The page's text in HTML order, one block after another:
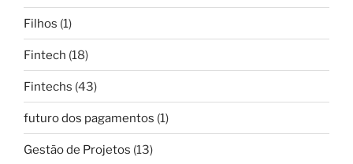
Filhos (1)
Fintech (18)
Fintechs (43)
futuro dos pagamentos (1)
Gestão de Projetos (13)